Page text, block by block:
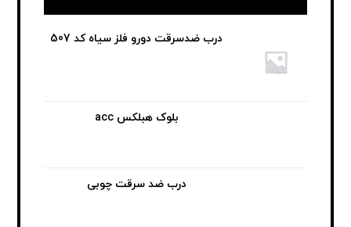
درب ضدسرقت دورو فلز سیاه کد 507
بلوک هبلکس acc
درب ضد سرقت چوبی